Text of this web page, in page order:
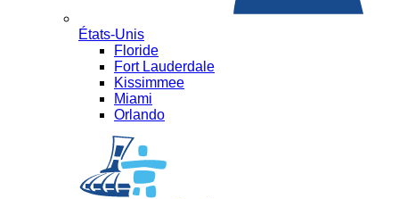
États-Unis
Floride
Fort Lauderdale
Kissimmee
Miami
Orlando